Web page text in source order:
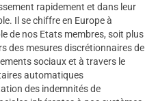
rapidement et dans leur
Il se chiffre en Europe à
de nos Etats membres, soit plus
des mesures discrétionnaires de
sociaux et à travers le
automatiques
des indemnités de